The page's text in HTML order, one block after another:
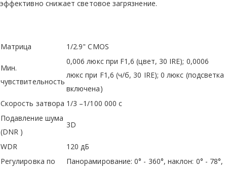
эффективно снижает световое загрязнение.
Матрица 1/2.9" CMOS
Мин.
чувствительность
0,006 люкс при F1,6 (цвет, 30 IRE); 0,0006
люкс при F1,6 (ч/б, 30 IRE); 0 люкс (подсветка
включена)
Скорость затвора 1/3 –1/100 000 с
Подавление шума
(DNR )
3D
WDR
120 дБ
Регулировка по
Панорамирование: 0° - 360°, наклон: 0° - 78°,